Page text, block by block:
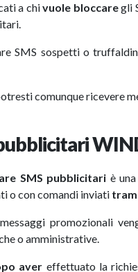
a chivuole bloccaregli
SMS sospetti o
comunque ricevere
SMS pubblicitari è
o con comandi inviati
promozionali
o amministrative.
aver effettuato la